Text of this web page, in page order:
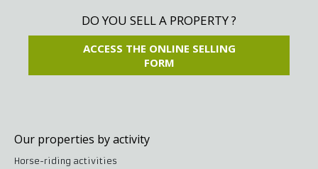
DO YOU SELL A PROPERTY ?
ACCESS THE ONLINE SELLING
FORM
Our properties by activity
Horse-riding activities